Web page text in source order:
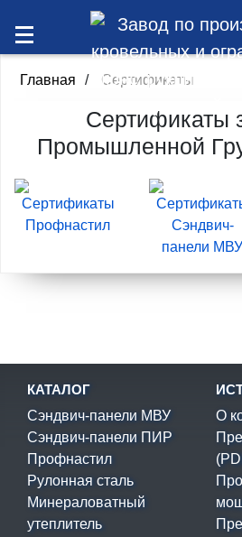
Главная / Сертификаты
Сертификаты
Промышленной
КАТАЛОГ
Сэндвич-панели МВУ
Сэндвич-панели ПИР
Профнастил
Рулонная сталь
Минераловатный
утеплитель
О